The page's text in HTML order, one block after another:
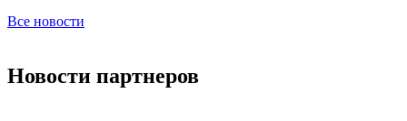
Все новости
Новости партнеров